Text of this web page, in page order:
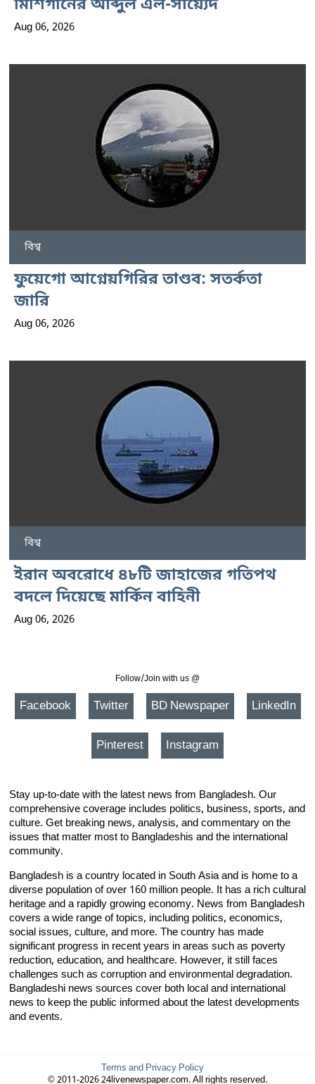
মিশিগানের আব্দুল এল-সায়্যেদ
Aug 06, 2026
বিশ্ব
ফুয়েগো আগ্নেয়গিরির তাণ্ডব: সতর্কতা
জারি
Aug 06, 2026
বিশ্ব
ইরান অবরোধে ৪৮টি জাহাজের গতিপথ
বদলে দিয়েছে মার্কিন বাহিনী
Aug 06, 2026
Follow/Join with us @
Facebook Twitter BD Newspaper LinkedIn
Pinterest Instagram
Stay up-to-date with the latest news from Bangladesh. Our
comprehensive coverage includes politics, business, sports, and
culture. Get breaking news, analysis, and commentary on the
issues that matter most to Bangladeshis and the international
community.
Bangladesh is a country located in South Asia and is home to a
diverse population of over 160 million people. It has a rich cultural
heritage and a rapidly growing economy. News from Bangladesh
covers a wide range of topics, including politics, economics,
social issues, culture, and more. The country has made
significant progress in recent years in areas such as poverty
reduction, education, and healthcare. However, it still faces
challenges such as corruption and environmental degradation.
Bangladeshi news sources cover both local and international
news to keep the public informed about the latest developments
and events.
Terms and Privacy Policy
© 2011-2026 24livenewspaper.com. All rights reserved.